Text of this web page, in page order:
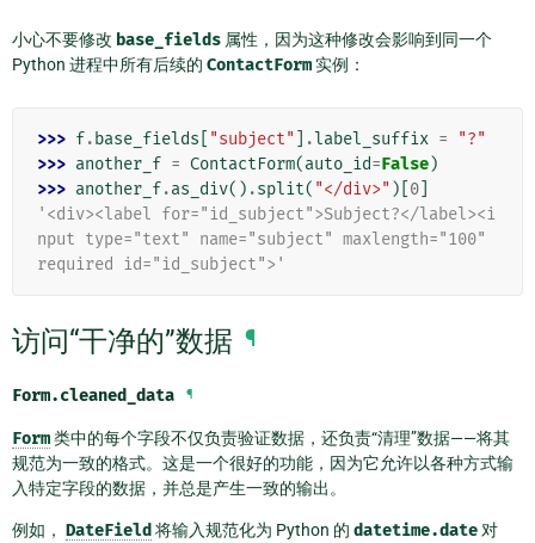
小心不要修改 base_fields 属性，因为这种修改会影响到同一个
Python 进程中所有后续的 ContactForm实例：
>>> f. base_fields "subject" .label_suffix =
"?"
>>> another_f = ContactForm(auto_id=False)
>>> another_f.as_div() .split( "</div>" )[ 0
'<div><label for="id_subject">Subject?</label><i
nput type="text" name="subject" maxlength="100"
required id="id_subject">'
访问“干净的”数据 ¶
Form.cleaned_data ¶
Form类中的每个字段不仅负责验证数据，还负责“清理”数据——将其
规范为一致的格式。这是一个很好的功能，因为它允许以各种方式输
入特定字段的数据，并总是产生一致的输出。
例如， DateField 将输入规范化为 Python 的 datetime.date 对